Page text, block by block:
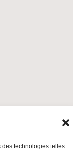
des technologies telles
la réponse